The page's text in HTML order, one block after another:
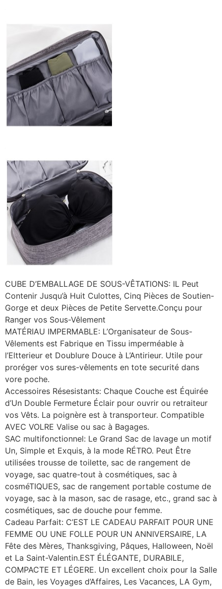
CUBE D’EMBALLAGE DE SOUS-VÊTATIONS: IL Peut
Contenir Jusqu’à Huit Culottes, Cinq Pièces de Soutien-
Gorge et deux Pièces de Petite Servette.Conçu pour
Ranger vos Sous-Vêlement
MATÉRIAU IMPERMABLE: L’Organisateur de Sous-
Vêlements est Fabrique en Tissu imperméable à
l’Eltterieur et Doublure Douce à L’Antirieur. Utile pour
proréger vos sures-vêlements en tote securité dans
vore poche.
Accessoires Résesistants: Chaque Couche est Équirée
d’Un Double Fermeture Éclair pour ouvrir ou retraiteur
vos Vêts. La poignère est à transporteur. Compatible
AVEC VOLRE Valise ou sac à Bagages.
SAC multifonctionnel: Le Grand Sac de lavage un motif
Un, Simple et Exquis, à la mode RÉTRO. Peut Être
utilisées trousse de toilette, sac de rangement de
voyage, sac quatre-tout à cosmétiques, sac à
cosméTIQUES, sac de rangement portable costume de
voyage, sac à la mason, sac de rasage, etc., grand sac à
cosmétiques, sac de douche pour femme.
Cadeau Parfait: C’EST LE CADEAU PARFAIT POUR UNE
FEMME OU UNE FOLLE POUR UN ANNIVERSAIRE, LA
Fête des Mères, Thanksgiving, Pâques, Halloween, Noël
et La Saint-Valentin.EST ÉLÉGANTE, DURABILE,
COMPACTE ET LÉGERE. Un excellent choix pour la Salle
de Bain, les Voyages d’Affaires, Les Vacances, LA Gym,